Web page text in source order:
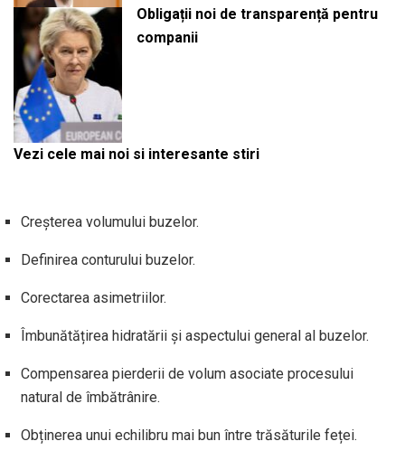
Obligații noi de transparență pentru
companii
Vezi cele mai noi si interesante stiri
Creșterea volumului buzelor.
Definirea conturului buzelor.
Corectarea asimetriilor.
Îmbunătățirea hidratării și aspectului general al buzelor.
Compensarea pierderii de volum asociate procesului
natural de îmbătrânire.
Obținerea unui echilibru mai bun între trăsăturile feței.